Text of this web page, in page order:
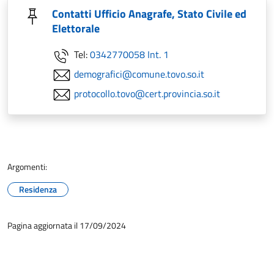
Contatti Ufficio Anagrafe, Stato Civile ed
Elettorale
Tel:0342770058 Int. 1
demografici@comune.tovo.so.it
protocollo.tovo@cert.provincia.so.it
Argomenti:
Residenza
Pagina aggiornata il 17/09/2024